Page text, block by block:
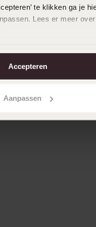
te klikken ga je
Lees er meer
Accepteren
Aanpassen